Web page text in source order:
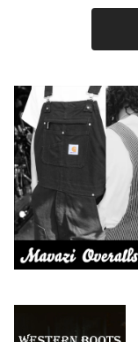
BY ROBERT JAMES
CAMBER
Carhartt
Collonil
CONVERSE
エプロン
バイク用品
ケア用品
本、写真集
2026.7.6
2026.6.29
2026.7.30
2026.7.23
2026.6.27